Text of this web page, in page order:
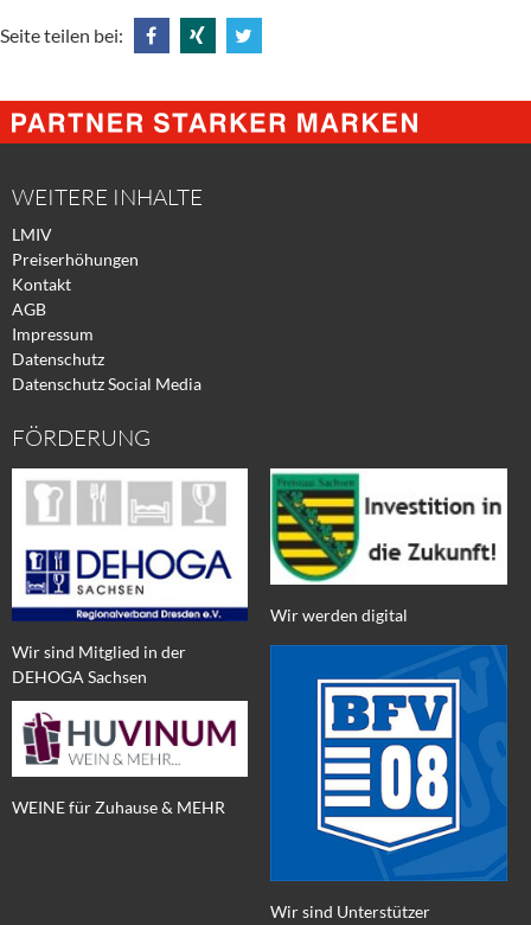
Seite teilen bei:
@
Facebook
@
Xing
@
Twitter
WEITERE INHALTE
LMIV
Preiserhöhungen
Kontakt
AGB
Impressum
Datenschutz
Datenschutz Social Media
FÖRDERUNG
Wir sind Mitglied in der
DEHOGA Sachsen
WEINE für Zuhause & MEHR
Wir werden digital
Wir sind Unterstützer